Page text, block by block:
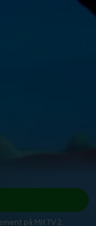
på Mit TV 2.